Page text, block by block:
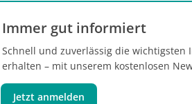
Immer gut informiert
Schnell und zuverlässig die wichtigsten
erhalten – mit unserem kostenlosen
Jetzt anmelden